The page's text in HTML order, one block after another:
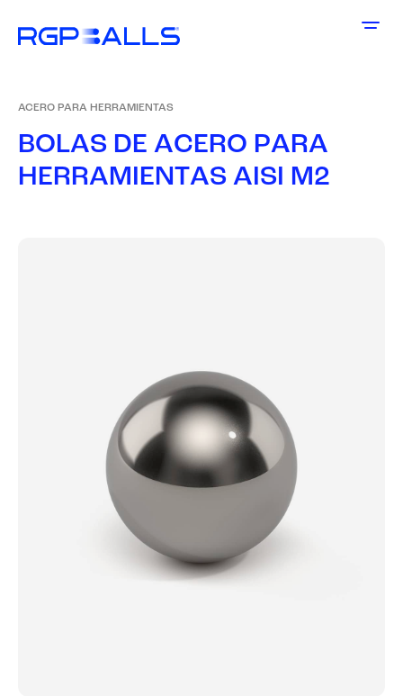
ACERO PARA HERRAMIENTAS
BOLAS DE ACERO PARA
HERRAMIENTAS AISI M2